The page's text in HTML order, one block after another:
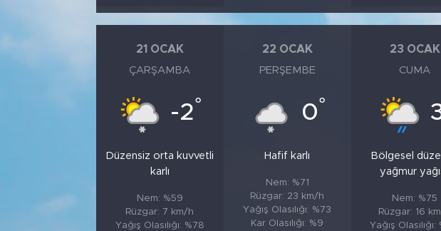
21 OCAK
ÇARŞAMBA
-2°
Düzensiz orta kuvvetli
karlı
Nem: %59
Rüzgar: 7 km/h
Yağış Olasılığı: %78
22 OCAK
PERŞEMBE
0°
Hafif karlı
Nem: %71
Rüzgar: 23 km/h
Yağış Olasılığı: %73
Kar Olasılığı: %9
23 OCAK
CUMA
Bölgesel
yağmur
Nem: %75
Rüzgar: 16
Yağış Olasılığı: